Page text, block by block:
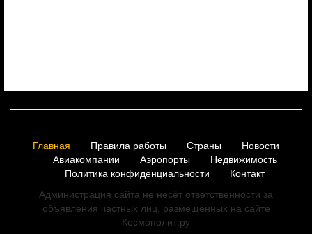
Главная Правила работы Страны
Новости
Авиакомпании
Аэропорты
Недвижимость
Политика конфиденциальности
Контакт
Администрация сайта не несёт ответственности за
объявления частных лиц, размещённых на сайте
Космополит.ру